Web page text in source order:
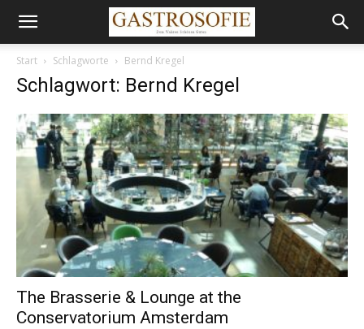
Start Schlagworte Bernd Kregel
Schlagwort: Bernd Kregel
The Brasserie & Lounge at the
Conservatorium Amsterdam